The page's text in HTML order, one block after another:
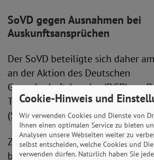
SoVD gegen Ausnahmen bei
Auskunftsansprüchen
Der SoVD beteiligte sich daher
an der Aktion des Deutschen
Gewerkschaftsbundes (DGB) am
Tor in Berlin. Auch Arbeitsminister
(SPD) war vor Ort.
Zum Aktionstag für
bei der Bezahlung hat der SoVD
Cookie-Hinweis und
Wir verwenden Cookies und Dienste von
Ihnen einen optimalen Service zu bieten
Analysen unsere Webseiten weiter zu
selbst entscheiden, welche Cookies und
verwenden dürfen. Natürlich haben Sie